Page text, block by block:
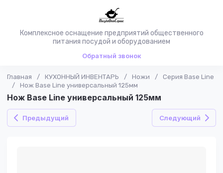
Комплексное оснащение предприятий общественного
питания посудой и оборудованием
Обратный звонок
Главная / КУХОННЫЙ ИНВЕНТАРЬ / Ножи /
Серия Base Line
/
Нож Base Line универсальный 125мм
Нож Base Line универсальный 125мм
Предыдущий Следующий